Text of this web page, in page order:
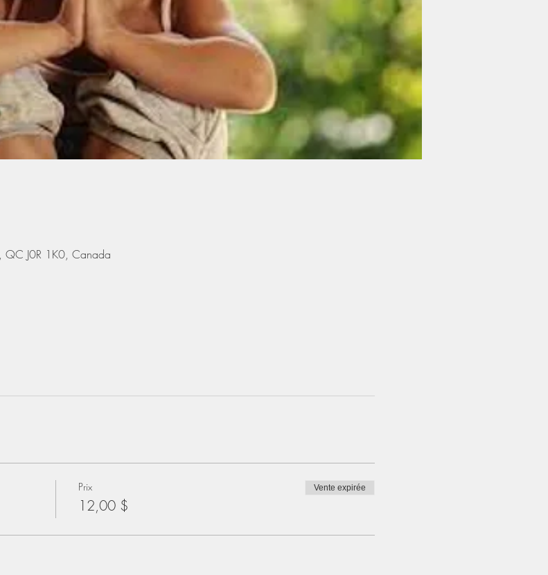
QC J0R 1K0, Canada
Prix
12,00 $
Vente expirée